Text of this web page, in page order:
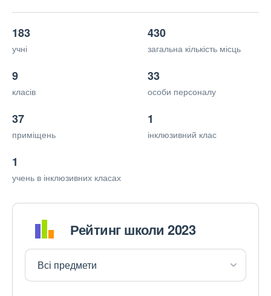
183
учні
430
загальна кількість місць
9
класів
33
особи персоналу
37
приміщень
1
інклюзивний клас
1
учень в інклюзивних класах
Рейтинг школи 2023